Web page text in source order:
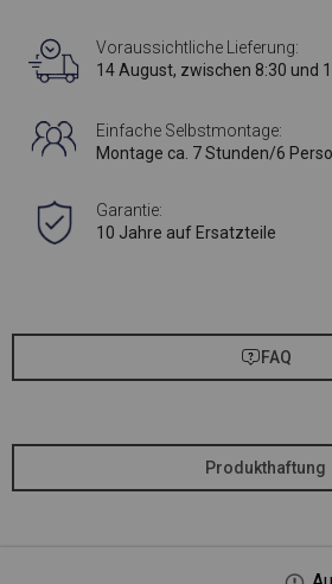
Voraussichtliche Lieferung:
14 August, zwischen 8:30 und
Einfache Selbstmontage:
Montage ca. 7 Stunden/6
Garantie:
10 Jahre auf Ersatzteile
FAQ
Produkthaftung